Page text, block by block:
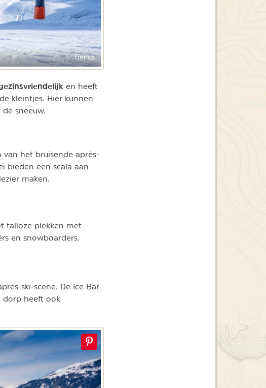
Gerlos
en heeft
kleintjes. Hier kunnen
sneeuw.
het bruisende après-
bieden een scala aan
maken.
talloze plekken met
en snowboarders.
ski-scene. De Ice Bar
dorp heeft ook